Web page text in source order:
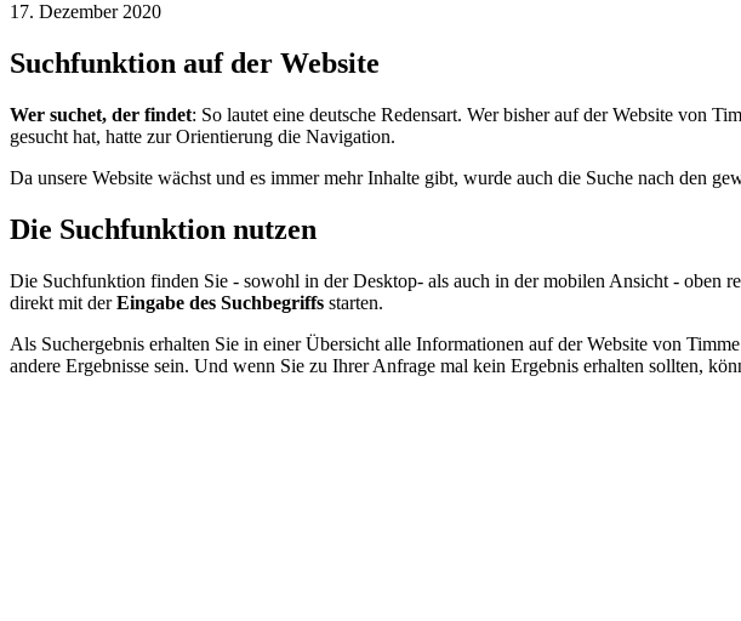
17. Dezember 2020
Suchfunktion auf der Website
Wer suchet, der findet: So lautet eine deutsche Redensart. Wer bisher auf der Website von
gesucht hat, hatte zur Orientierung die Navigation.
Da unsere Website wächst und es immer mehr Inhalte gibt, wurde auch die Suche nach den
Die Suchfunktion nutzen
Die Suchfunktion finden Sie - sowohl in der Desktop- als auch in der mobilen Ansicht - oben
direkt mit derEingabe des Suchbegriffs starten.
Als Suchergebnis erhalten Sie in einer Übersicht alle Informationen auf der Website von
andere Ergebnisse sein. Und wenn Sie zu Ihrer Anfrage mal kein Ergebnis erhalten sollten,